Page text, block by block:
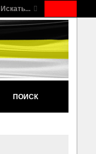
Искать...
ПОИСК